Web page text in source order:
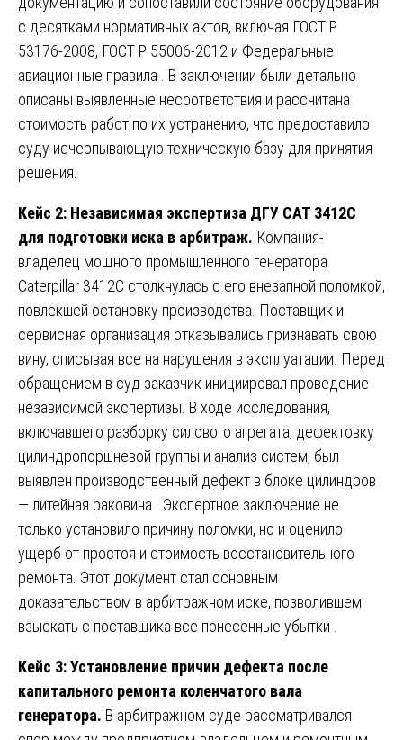
с десятками нормативных актов, включая ГОСТ Р
53176-2008, ГОСТ Р 55006-2012 и Федеральные
авиационные правила . В заключении были детально
описаны выявленные несоответствия и рассчитана
стоимость работ по их устранению, что предоставило
суду исчерпывающую техническую базу для принятия
решения.
Кейс 2: Независимая экспертиза ДГУ CAT 3412C
для подготовки иска в арбитраж. Компания-
владелец мощного промышленного генератора
Caterpillar 3412C столкнулась с его внезапной поломкой,
повлекшей остановку производства. Поставщик и
сервисная организация отказывались признавать свою
вину, списывая все на нарушения в эксплуатации. Перед
обращением в суд заказчик инициировал проведение
независимой экспертизы. В ходе исследования,
включавшего разборку силового агрегата, дефектовку
цилиндропоршневой группы и анализ систем, был
выявлен производственный дефект в блоке цилиндров
— литейная раковина . Экспертное заключение не
только установило причину поломки, но и оценило
ущерб от простоя и стоимость восстановительного
ремонта. Этот документ стал основным
доказательством в арбитражном иске, позволившем
взыскать с поставщика все понесенные убытки .
Кейс 3: Установление причин дефекта после
капитального ремонта коленчатого вала
генератора. В арбитражном суде рассматривался